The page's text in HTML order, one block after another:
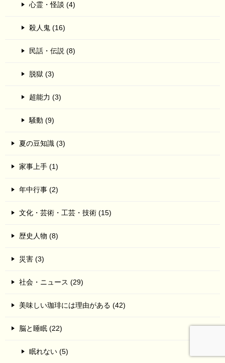
心霊・怪談 (4)
殺人鬼 (16)
民話・伝説 (8)
脱獄 (3)
超能力 (3)
騒動 (9)
夏の豆知識 (3)
家事上手 (1)
年中行事 (2)
文化・芸術・工芸・技術 (15)
歴史人物 (8)
災害 (3)
社会・ニュース (29)
美味しい珈琲には理由がある (42)
脳と睡眠 (22)
眠れない (5)